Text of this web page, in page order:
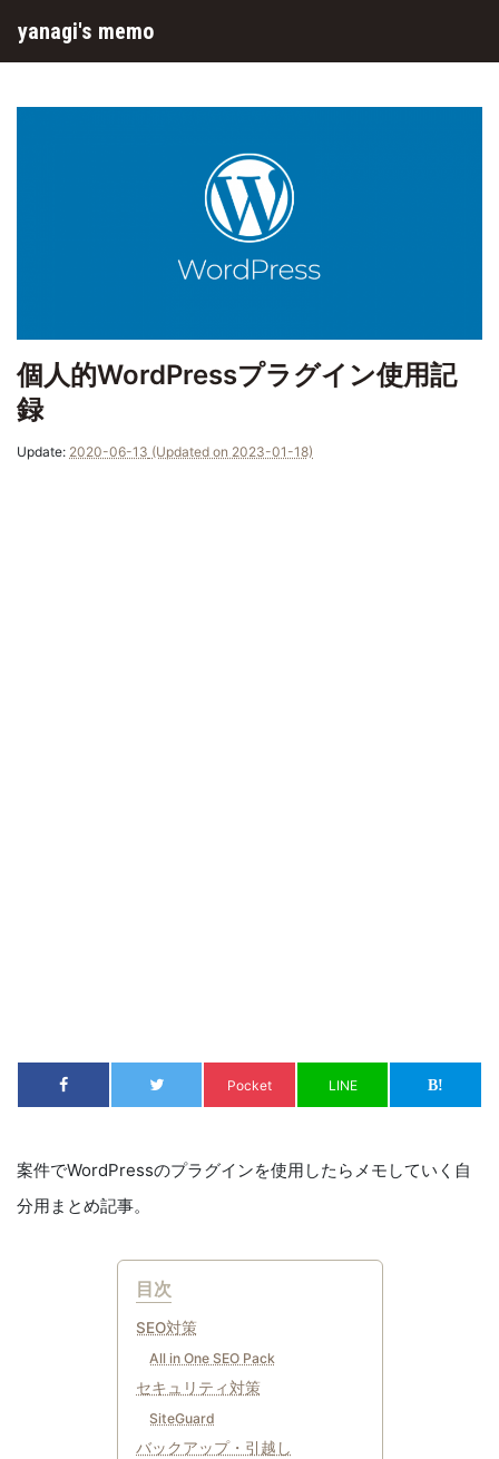
yanagi's memo
個人的WordPressプラグイン使用記
録
Update: 2020-06-13 (Updated on 2023-01-18)
Pocket LINE
案件でWordPressのプラグインを使用したらメモしていく自
分用まとめ記事。
目次
SEO対策
All in One SEO Pack
セキュリティ対策
SiteGuard
バックアップ・引越し